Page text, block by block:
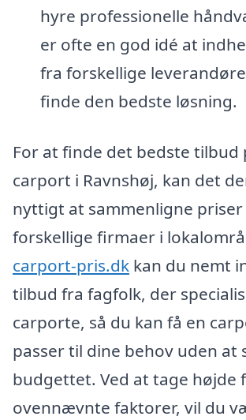
hyre professionelle
er ofte en god idé at
fra forskellige
finde den bedste løsning.
For at finde det bedste tilbud
carport i Ravnshøj, kan det
nyttigt at sammenligne priser
forskellige firmaer i
carport-pris.dk kan du nemt
tilbud fra fagfolk, der
carporte, så du kan få en
passer til dine behov uden
budgettet. Ved at tage højde
ovennævnte faktorer, vil du